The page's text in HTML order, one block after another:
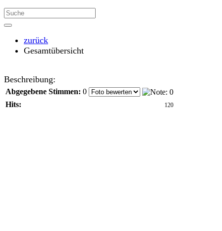
zurück
Gesamtübersicht
Beschreibung:
Abgegebene Stimmen: 0
Hits:
120